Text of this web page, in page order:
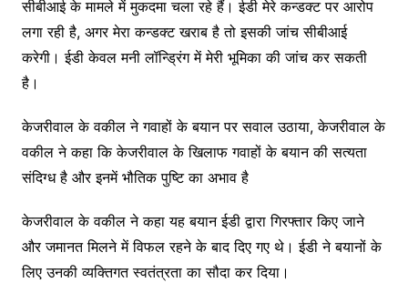
सीबीआई के मामले में मुकदमा चला रहे हैं। ईडी मेरे कन्डक्ट पर आरोप
लगा रही है, अगर मेरा कन्डक्ट खराब है तो इसकी जांच सीबीआई
करेगी। ईडी केवल मनी लॉन्ड्रिंग में मेरी भूमिका की जांच कर सकती
है।
केजरीवाल के वकील ने गवाहों के बयान पर सवाल उठाया, केजरीवाल के
वकील ने कहा कि केजरीवाल के खिलाफ गवाहों के बयान की सत्यता
संदिग्ध है और इनमें भौतिक पुष्टि का अभाव है
केजरीवाल के वकील ने कहा यह बयान ईडी द्वारा गिरफ्तार किए जाने
और जमानत मिलने में विफल रहने के बाद दिए गए थे। ईडी ने बयानों के
लिए उनकी व्यक्तिगत स्वतंत्रता का सौदा कर दिया।